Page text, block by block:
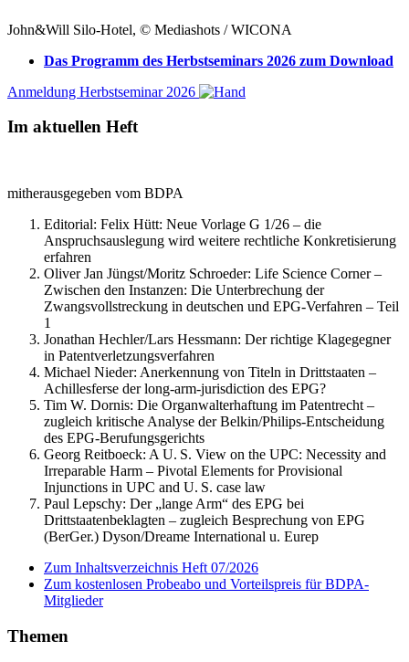
John&Will Silo-Hotel, © Mediashots / WICONA
Das Programm des Herbstseminars 2026 zum Download
Anmeldung Herbstseminar 2026
Im aktuellen Heft
mitherausgegeben vom BDPA
Editorial: Felix Hütt: Neue Vorlage G 1/26 – die
Anspruchsauslegung wird weitere rechtliche Konkretisierung
erfahren
Oliver Jan Jüngst/Moritz Schroeder: Life Science Corner –
Zwischen den Instanzen: Die Unterbrechung der
Zwangsvollstreckung in deutschen und EPG-Verfahren – Teil
1
Jonathan Hechler/Lars Hessmann: Der richtige Klagegegner
in Patentverletzungsverfahren
Michael Nieder: Anerkennung von Titeln in Drittstaaten –
Achillesferse der long-arm-jurisdiction des EPG?
Tim W. Dornis: Die Organwalterhaftung im Patentrecht –
zugleich kritische Analyse der Belkin/Philips-Entscheidung
des EPG-Berufungsgerichts
Georg Reitboeck: A U. S. View on the UPC: Necessity and
Irreparable Harm – Pivotal Elements for Provisional
Injunctions in UPC and U. S. case law
Paul Lepschy: Der „lange Arm“ des EPG bei
Drittstaatenbeklagten – zugleich Besprechung von EPG
(BerGer.) Dyson/Dreame International u. Eurep
Zum Inhaltsverzeichnis Heft 07/2026
Zum kostenlosen Probeabo und Vorteilspreis für BDPA-
Mitglieder
Themen